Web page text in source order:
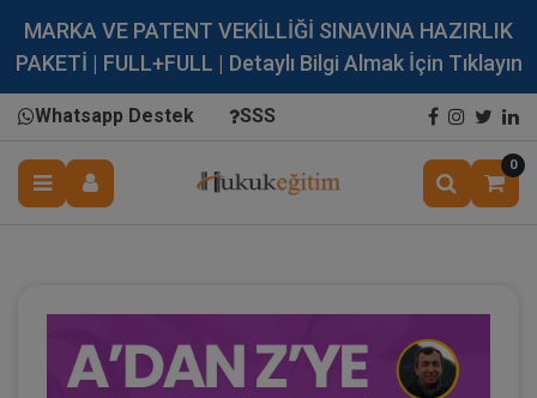
MARKA VE PATENT VEKİLLİĞİ SINAVINA HAZIRLIK
PAKETİ | FULL+FULL | Detaylı Bilgi Almak İçin Tıklayın
Whatsapp Destek SSS
0